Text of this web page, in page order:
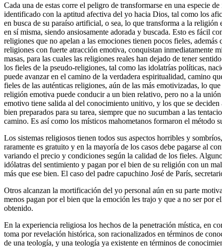
Cada una de estas corre el peligro de transformarse en una especie
identificado con la aptitud afectiva del yo hacia Dios, tal como los
en busca de su paraíso artificial, o sea, lo que transforma a la
en sí misma, siendo ansiosamente adorada y buscada. Esto es fácil
religiones que no apelan a las emociones tienen pocos fieles, además
religiones con fuerte atracción emotiva, conquistan inmediatamente
masas, para las cuales las religiones reales han dejado de tener
los fieles de la pseudo-religiones, tal como las idolatrías políticas,
puede avanzar en el camino de la verdadera espiritualidad, camino
fieles de las auténticas religiones, aún de las más emotivizadas, lo
religión emotiva puede conducir a un bien relativo, pero no a la
emotivo tiene salida al del conocimiento unitivo, y los que se deciden
bien preparados para su tarea, siempre que no sucumban a las
camino. Es así como los místicos mahometanos formaron el método
Los sistemas religiosos tienen todos sus aspectos horribles y
raramente es gratuito y en la mayoría de los casos debe pagarse al
variando el precio y condiciones según la calidad de los fieles.
idólatras del sentimiento y pagan por el bien de su religión con un
más que ese bien. El caso del padre capuchino José de París,
Otros alcanzan la mortificación del yo personal aún en su parte
menos pagan por el bien que la emoción les trajo y que a no ser por
obtenido.
En la experiencia religiosa los hechos de la penetración mística, en
toma por revelación histórica, son racionalizados en términos de
de una teología, y una teología ya existente en términos de